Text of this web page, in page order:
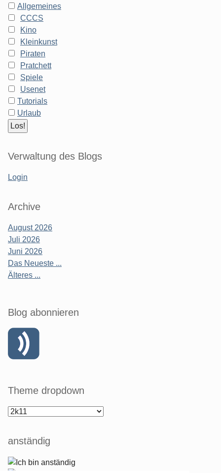
Allgemeines
CCCS
Kino
Kleinkunst
Piraten
Pratchett
Spiele
Usenet
Tutorials
Urlaub
Verwaltung des Blogs
Login
Archive
August 2026
Juli 2026
Juni 2026
Das Neueste ...
Älteres ...
Blog abonnieren
Theme dropdown
anständig